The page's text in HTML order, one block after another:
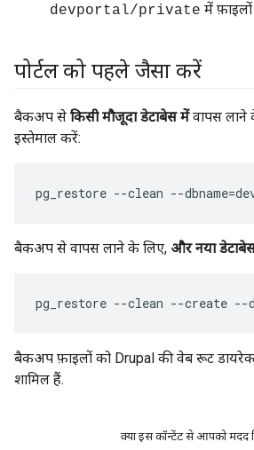
devportal/private में
पोर्टल को पहले जैसा करें
बैकअप से किसी मौजूदा डेटाबेस मेंवापस लाने
इस्तेमाल करें:
pg_restore --clean --
बैकअप से वापस लाने के लिए, और नया
pg_restore --clean --create --
बैकअप फ़ाइलों को Drupal की वेब रूट
शामिल हैं.
क्या इस कॉन्टेंट से आपको मदद